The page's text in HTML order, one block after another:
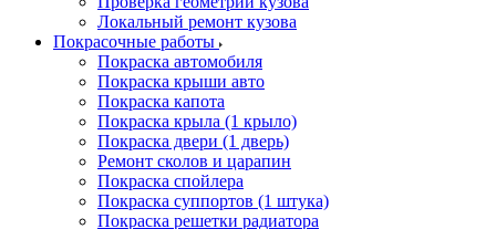
Локальный ремонт кузова
Покрасочные работы
Покраска автомобиля
Покраска крыши авто
Покраска капота
Покраска крыла (1 крыло)
Покраска двери (1 дверь)
Ремонт сколов и царапин
Покраска спойлера
Покраска суппортов (1 штука)
Покраска решетки радиатора